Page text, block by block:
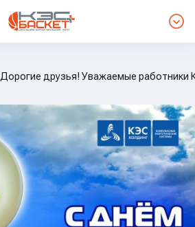
Дорогие друзья! Уважаемые работники